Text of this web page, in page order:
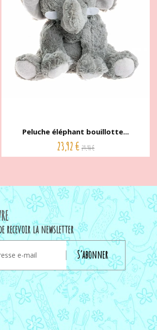
Peluche éléphant bouillotte...
23,92 € 29,90 €
recevoir la newsletter
S’abonner